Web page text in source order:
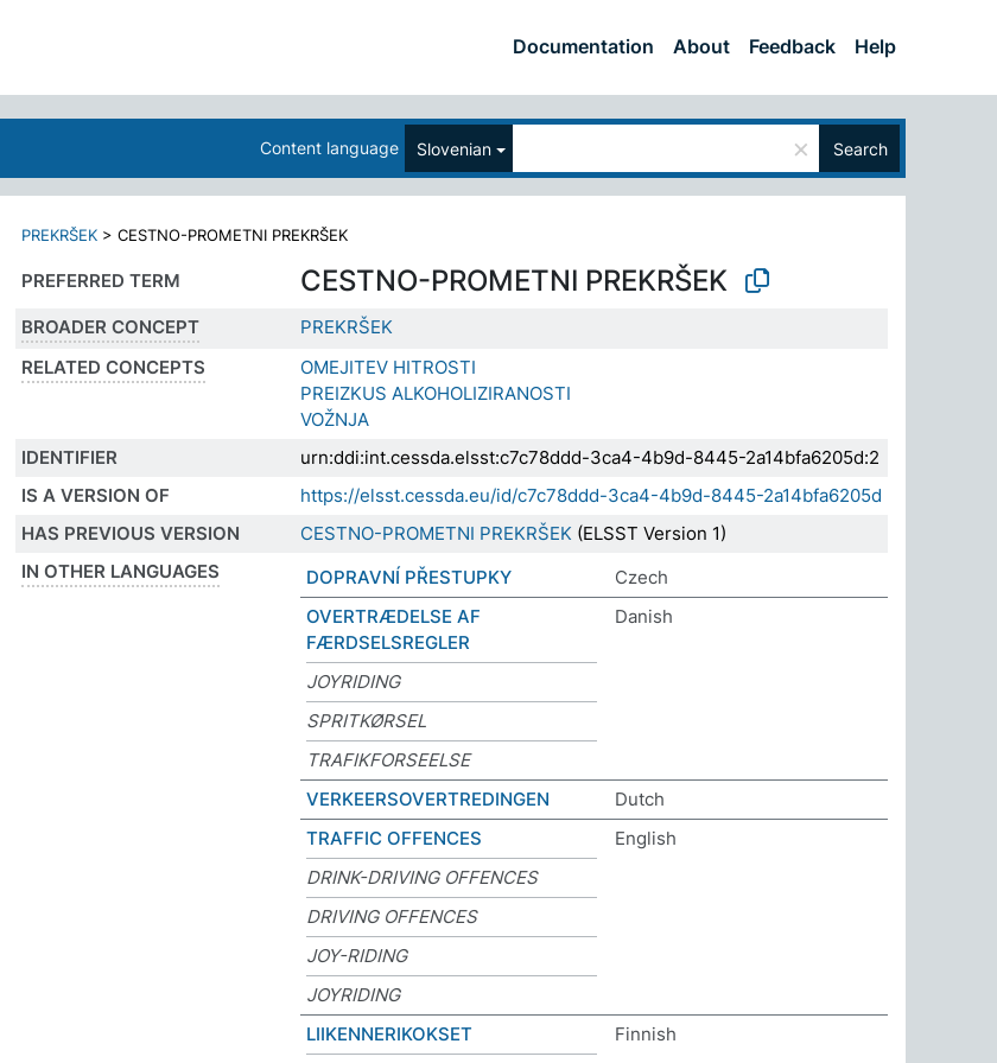
Documentation About Feedback Help
Content language Slovenian × Search
PREKRŠEK > CESTNO-PROMETNI PREKRŠEK
PREFERRED TERM CESTNO-PROMETNI PREKRŠEK
BROADER CONCEPT
PREKRŠEK
RELATED CONCEPTS
OMEJITEV HITROSTI
PREIZKUS ALKOHOLIZIRANOSTI
VOŽNJA
IDENTIFIER
urn:ddi:int.cessda.elsst:c7c78ddd-3ca4-4b9d-8445-2a14bfa6205d:2
IS A VERSION OF
https://elsst.cessda.eu/id/c7c78ddd-3ca4-4b9d-8445-2a14bfa6205d
HAS PREVIOUS VERSION
CESTNO-PROMETNI PREKRŠEK (ELSST Version 1)
IN OTHER LANGUAGES
DOPRAVNÍ PŘESTUPKY
Czech
OVERTRÆDELSE AF
FÆRDSELSREGLER
Danish
JOYRIDING
SPRITKØRSEL
TRAFIKFORSEELSE
VERKEERSOVERTREDINGEN
Dutch
TRAFFIC OFFENCES
English
DRINK-DRIVING OFFENCES
DRIVING OFFENCES
JOY-RIDING
JOYRIDING
LIIKENNERIKOKSET
Finnish